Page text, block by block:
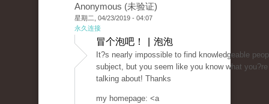
Anonymous (未验证)
星期二, 04/23/2019 - 04:07
永久连接
冒个泡吧！ | 泡泡
It?s nearly impossible to find knowledgeable
subject, but you seem like you know what you?re
talking about! Thanks
my homepage: <a